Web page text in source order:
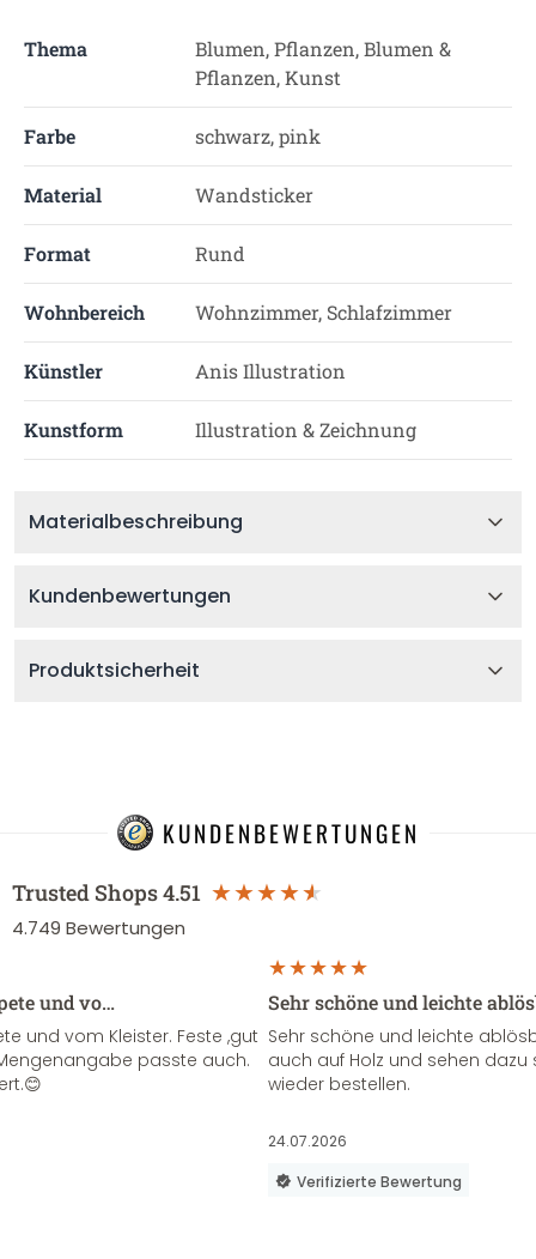
Thema
Blumen, Pflanzen, Blumen &
Pflanzen, Kunst
Farbe schwarz, pink
Material Wandsticker
Format Rund
Wohnbereich Wohnzimmer, Schlafzimmer
Künstler Anis Illustration
Kunstform Illustration & Zeichnung
Materialbeschreibung
Kundenbewertungen
Produktsicherheit
KUNDENBEWERTUNGEN
Trusted Shops4.51
4.749 Bewertungen
und vo…
und vom Kleister. Feste ,gut
passte auch.
Sehr schöne und leichte
Sehr schöne und leichte
auch auf Holz und sehen
wieder bestellen.
24.07.2026
Verifizierte Bewertung